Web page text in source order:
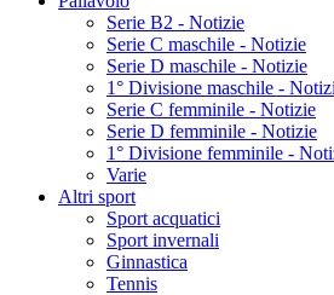
Serie B2 - Notizie
Serie C maschile - Notizie
Serie D maschile - Notizie
1° Divisione maschile -
Serie C femminile - Notizie
Serie D femminile - Notizie
1° Divisione femminile -
Varie
Altri sport
Sport acquatici
Sport invernali
Ginnastica
Tennis